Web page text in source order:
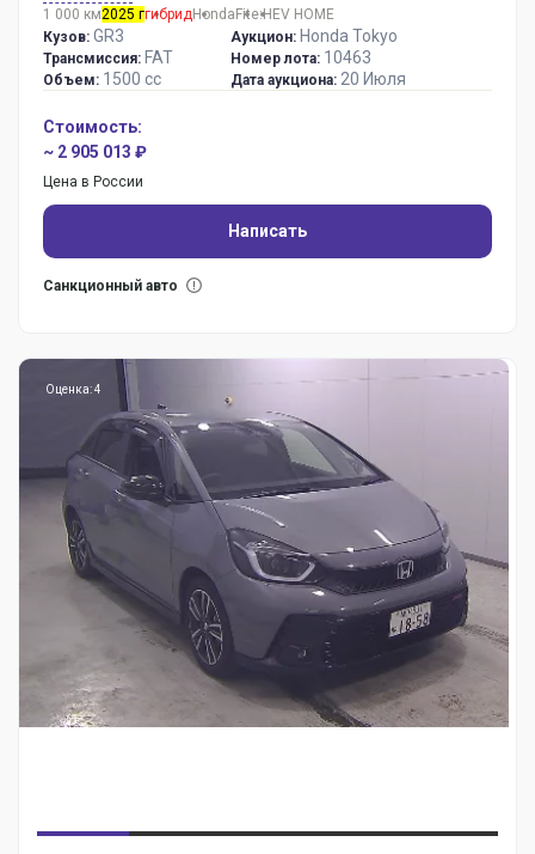
1 000 км2025 ггибридHonda Fite:HEV HOME
Кузов: GR3
Трансмиссия: FAT
Объем: 1500 сс
Аукцион: Honda Tokyo
Номер лота: 10463
Дата аукциона: 20 Июля
Стоимость:
~ 2 905 013 ₽
Цена в России
Написать
Санкционный авто
Оценка: 4